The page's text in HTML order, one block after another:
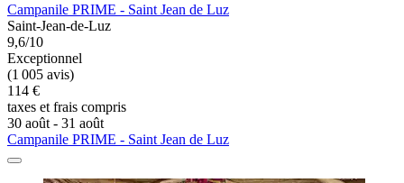
Campanile PRIME - Saint Jean de Luz
Saint-Jean-de-Luz
9,6/10
Exceptionnel
(1 005 avis)
114 €
taxes et frais compris
30 août - 31 août
Campanile PRIME - Saint Jean de Luz